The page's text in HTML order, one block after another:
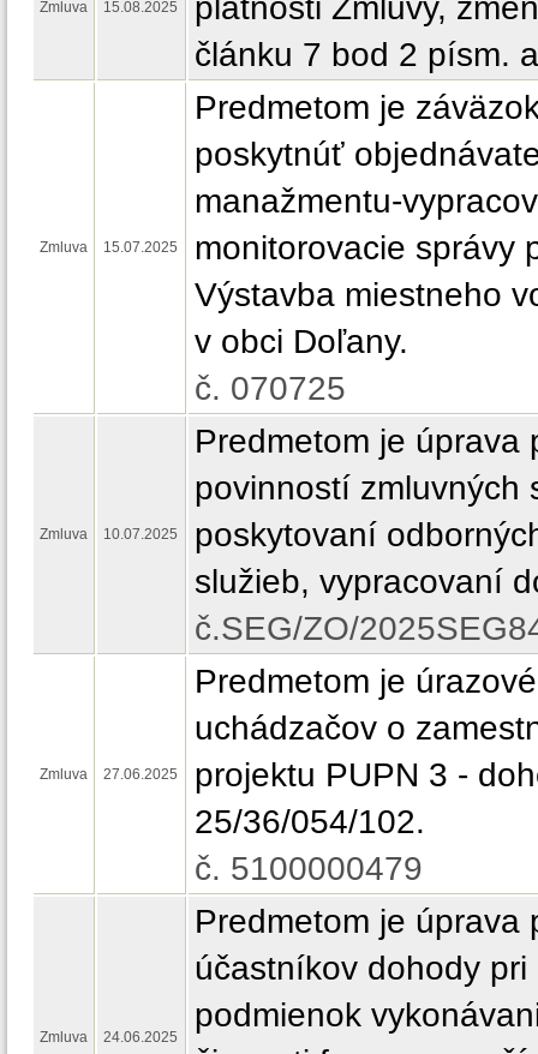
Zmluva 15.08.2025
článku 7 bod 2 písm.
Zmluva 15.07.2025
Predmetom je
poskytnúť
manažmentu-
monitorovacie správy
Výstavba miestneho
v obci Doľany.
č. 070725
Zmluva 10.07.2025
Predmetom je úprava
povinností zmluvných
poskytovaní
služieb, vypracovaní
č.SEG/ZO/
Zmluva 27.06.2025
Predmetom je
uchádzačov o
projektu PUPN 3 -
25/36/054/102.
č. 5100000479
Zmluva 24.06.2025
Predmetom je úprava
účastníkov dohody
podmienok